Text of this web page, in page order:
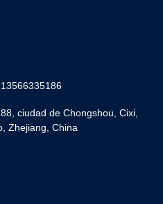
13566335186
ciudad de Chongshou, Cixi,
Zhejiang, China